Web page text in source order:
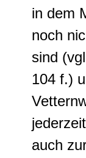
in dem
noch
sind
104 f.)
auch